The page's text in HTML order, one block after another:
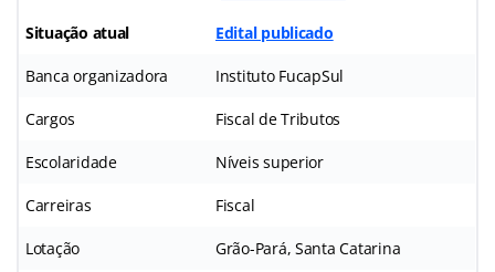
Situação atual Edital publicado
Banca organizadora Instituto FucapSul
Cargos Fiscal de Tributos
Escolaridade Níveis superior
Carreiras Fiscal
Lotação Grão-Pará, Santa Catarina